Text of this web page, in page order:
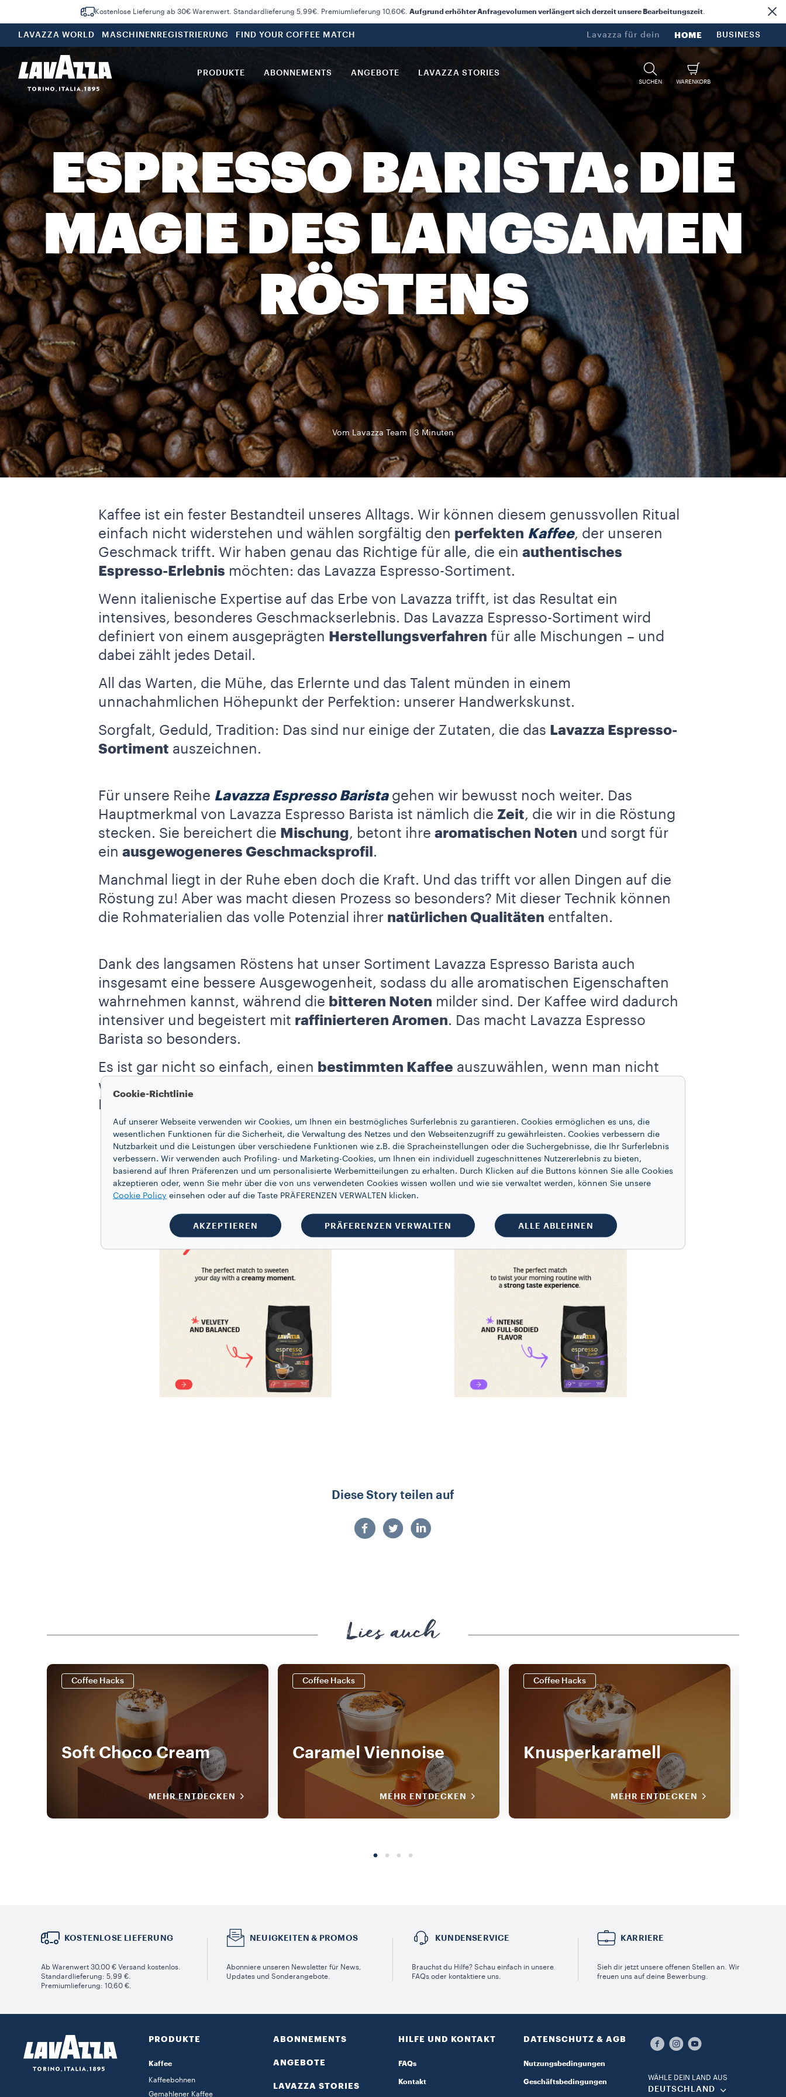
Kostenlose Lieferung ab 30€ Warenwert. Standardlieferung 5,99€. Premiumlieferung 10,60€. Aufgrund erhöhter Anfragevolumen verlängert sich derzeit unsere Bearbeitungszeit
LAVAZZA WORLD MASCHINENREGISTRIERUNG FIND YOUR COFFEE MATCH Lavazza für dein​ HOME BUSINESS
PRODUKTE ABONNEMENTS ANGEBOTE LAVAZZA STORIES
SUCHEN WARENKORB
ESPRESSO BARISTA: DIE
MAGIE DES LANGSAMEN
RÖSTENS
Vom Lavazza Team 3 Minuten
Kaffee ist ein fester Bestandteil unseres Alltags. Wir können diesem genussvollen Ritual
einfach nicht widerstehen und wählen sorgfältig den perfekten Kaffee, der unseren
Geschmack trifft. Wir haben genau das Richtige für alle, die ein authentisches
Espresso-Erlebnis möchten: das Lavazza Espresso-Sortiment.
Wenn italienische Expertise auf das Erbe von Lavazza trifft, ist das Resultat ein
intensives, besonderes Geschmackserlebnis. Das Lavazza Espresso-Sortiment wird
definiert von einem ausgeprägten Herstellungsverfahren für alle Mischungen – und
dabei zählt jedes Detail.
All das Warten, die Mühe, das Erlernte und das Talent münden in einem
unnachahmlichen Höhepunkt der Perfektion: unserer Handwerkskunst.
Sorgfalt, Geduld, Tradition: Das sind nur einige der Zutaten, die das Lavazza Espresso-
Sortiment auszeichnen.
Für unsere Reihe Lavazza Espresso Baristagehen wir bewusst noch weiter. Das
Hauptmerkmal von Lavazza Espresso Barista ist nämlich die Zeit, die wir in die Röstung
stecken. Sie bereichert die Mischung, betont ihre aromatischen Noten und sorgt für
ein ausgewogeneres Geschmacksprofil .
Manchmal liegt in der Ruhe eben doch die Kraft. Und das trifft vor allen Dingen auf die
Röstung zu! Aber was macht diesen Prozess so besonders? Mit dieser Technik können
die Rohmaterialien das volle Potenzial ihrer natürlichen Qualitäten entfalten.
Dank des langsamen Röstens hat unser Sortiment Lavazza Espresso Barista auch
insgesamt eine bessere Ausgewogenheit, sodass du alle aromatischen Eigenschaften
wahrnehmen kannst, während die bitteren Noten milder sind. Der Kaffee wird dadurch
intensiver und begeistert mit raffinierteren Aromen. Das macht Lavazza Espresso
Barista so besonders.
Es ist gar nicht so einfach, einen bestimmten Kaffee auszuwählen, wenn man nicht
weiß, was ihn ausmacht. Also, worauf wartest du noch? Finde den Lavazza Espresso
Diese Story teilen auf
Lies auch
Coffee Hacks
Soft Choco Cream
MEHR ENTDECKEN
Coffee Hacks
Caramel Viennoise
MEHR ENTDECKEN
Coffee Hacks
Knusperkaramell
MEHR ENTDECKEN
KOSTENLOSE LIEFERUNG
Ab Warenwert 30,00 € Versand kostenlos.
Standardlieferung: 5,99 €.
Premiumlieferung: 10,60 €.
NEUIGKEITEN & PROMOS​
Abonniere unseren Newsletter für News,
Updates und Sonderangebote.
KUNDENSERVICE​
Brauchst du Hilfe? Schau einfach in unsere
FAQs oder kontaktiere uns.
KARRIERE
Sieh dir jetzt unsere offenen Stellen an. Wir
freuen uns auf deine Bewerbung.
PRODUKTE
Kaffee
Kaffeebohnen
Gemahlener Kaffee
ABONNEMENTS
ANGEBOTE
LAVAZZA STORIES
HILFE UND KONTAKT
FAQs
Kontakt
DATENSCHUTZ & AGB​
Nutzungsbedingungen
Geschäftsbedingungen
WÄHLE DEIN LAND AUS​
DEUTSCHLAND​
Cookie-Richtlinie
Auf unserer Webseite verwenden wir Cookies, um Ihnen ein bestmögliches Surferlebnis zu garantieren. Cookies ermöglichen es uns, die
wesentlichen Funktionen für die Sicherheit, die Verwaltung des Netzes und den Webseitenzugriff zu gewährleisten. Cookies verbessern die
Nutzbarkeit und die Leistungen über verschiedene Funktionen wie z.B. die Spracheinstellungen oder die Suchergebnisse, die Ihr Surferlebnis
verbessern. Wir verwenden auch Profiling- und Marketing-Cookies, um Ihnen ein individuell zugeschnittenes Nutzererlebnis zu bieten,
basierend auf Ihren Präferenzen und um personalisierte Werbemitteilungen zu erhalten. Durch Klicken auf die Buttons können Sie alle Cookies
akzeptieren oder, wenn Sie mehr über die von uns verwendeten Cookies wissen wollen und wie sie verwaltet werden, können Sie unsere
Cookie Policy einsehen oder auf die Taste PRÄFERENZEN VERWALTEN klicken.
AKZEPTIEREN PRÄFERENZEN VERWALTEN ALLE ABLEHNEN